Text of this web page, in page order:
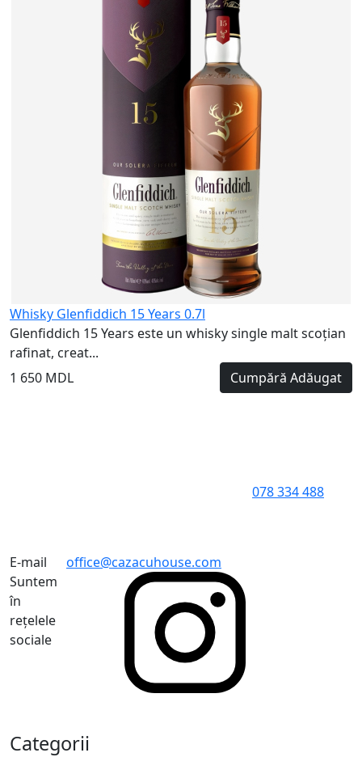
Whisky Glenfiddich 15 Years 0.7l
Glenfiddich 15 Years este un whisky single malt scoțian
rafinat, creat...
1 650 MDL
Cumpără Adăugat
078 334 488
E-mail
office@cazacuhouse.com
Suntem
în
rețelele
sociale
Categorii